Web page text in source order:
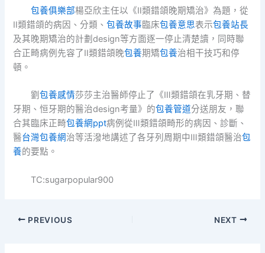
包養俱樂部楊亞欣主任以《Ⅱ類錯頜晚期矯治》為題，從
Ⅱ類錯頜的病因、分類、包養故事臨床包養意思表示包養站長
及其晚期矯治的計劃design等方面逐一停止清楚讀，同時聯
合正畸病例先容了Ⅱ類錯頜晚包養期矯包養治相干技巧和停
頓。
劉 包養感情莎莎主治醫師停止了《Ⅲ類錯頜在乳牙期、替
牙期、恒牙期的醫治design考量》的包養管道分送朋友，聯
合其臨床正畸包養網ppt病例從Ⅲ類錯頜畸形的病因、診斷、
醫台灣包養網治等活潑地講述了各牙列周期中Ⅲ類錯頜醫治包
養的要點。
TC:sugarpopular900
PREVIOUS NEXT